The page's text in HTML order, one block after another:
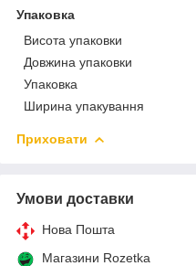
Упаковка
Висота упаковки
Довжина упаковки
Упаковка
Ширина упакування
Приховати
Умови доставки
Нова Пошта
Магазини Rozetka